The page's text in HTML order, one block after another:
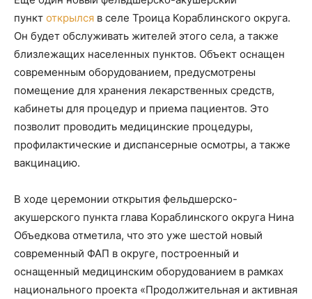
пункт открылся в селе Троица Кораблинского округа.
Он будет обслуживать жителей этого села, а также
близлежащих населенных пунктов. Объект оснащен
современным оборудованием, предусмотрены
помещение для хранения лекарственных средств,
кабинеты для процедур и приема пациентов. Это
позволит проводить медицинские процедуры,
профилактические и диспансерные осмотры, а также
вакцинацию.
В ходе церемонии открытия фельдшерско-
акушерского пункта глава Кораблинского округа Нина
Объедкова отметила, что это уже шестой новый
современный ФАП в округе, построенный и
оснащенный медицинским оборудованием в рамках
национального проекта «Продолжительная и активная